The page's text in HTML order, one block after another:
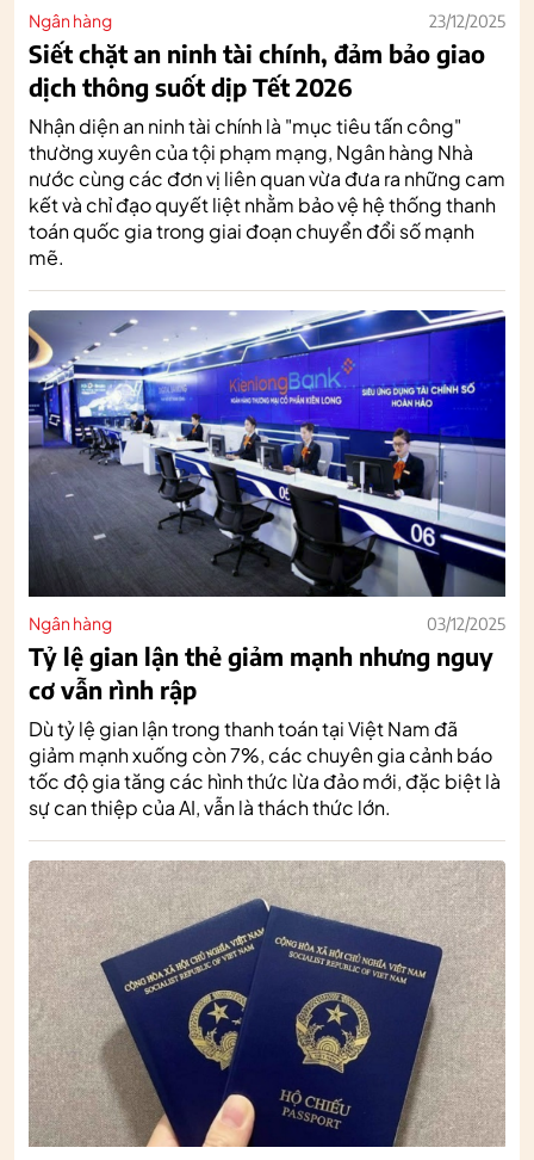
Ngân hàng 23/12/2025
Siết chặt an ninh tài chính, đảm bảo giao
dịch thông suốt dịp Tết 2026
Nhận diện an ninh tài chính là "mục tiêu tấn công"
thường xuyên của tội phạm mạng, Ngân hàng Nhà
nước cùng các đơn vị liên quan vừa đưa ra những cam
kết và chỉ đạo quyết liệt nhằm bảo vệ hệ thống thanh
toán quốc gia trong giai đoạn chuyển đổi số mạnh
mẽ.
Ngân hàng 03/12/2025
Tỷ lệ gian lận thẻ giảm mạnh nhưng nguy
cơ vẫn rình rập
Dù tỷ lệ gian lận trong thanh toán tại Việt Nam đã
giảm mạnh xuống còn 7%, các chuyên gia cảnh báo
tốc độ gia tăng các hình thức lừa đảo mới, đặc biệt là
sự can thiệp của AI, vẫn là thách thức lớn.